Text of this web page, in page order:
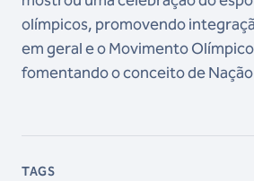
olímpicos, promovendo
em geral e o Movimento
fomentando o conceito de
TAGS